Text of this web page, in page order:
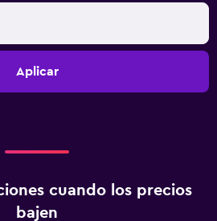
Aplicar
cuando los precios
bajen